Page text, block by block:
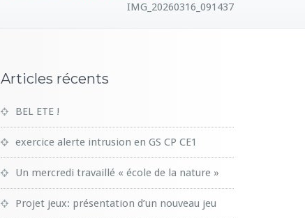
IMG_20260316_091437
Articles récents
BEL ETE !
exercice alerte intrusion en GS CP CE1
Un mercredi travaillé « école de la nature »
Projet jeux: présentation d’un nouveau jeu